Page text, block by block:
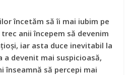
încetăm să îi mai iubim pe
anii începem să devenim
iar asta duce inevitabil la
a devenit mai suspicioasă,
înseamnă să percepi mai